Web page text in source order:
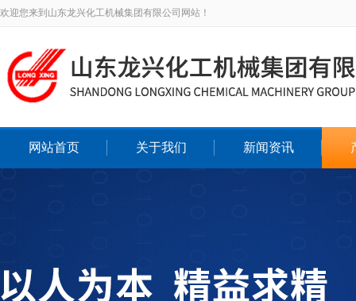
欢迎您来到山东龙兴化工机械集团有限公司网站！
网站首页 关于我们 新闻资讯